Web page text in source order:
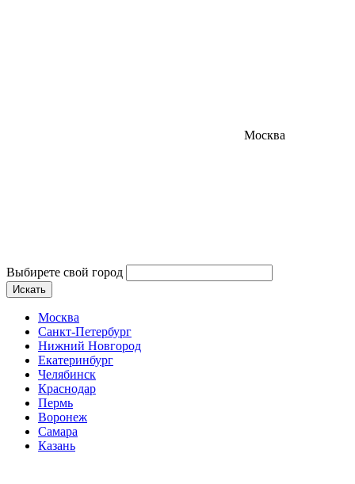
Москва
Выбирете свой город
Искать
Москва
Санкт-Петербург
Нижний Новгород
Екатеринбург
Челябинск
Краснодар
Пермь
Воронеж
Самара
Казань